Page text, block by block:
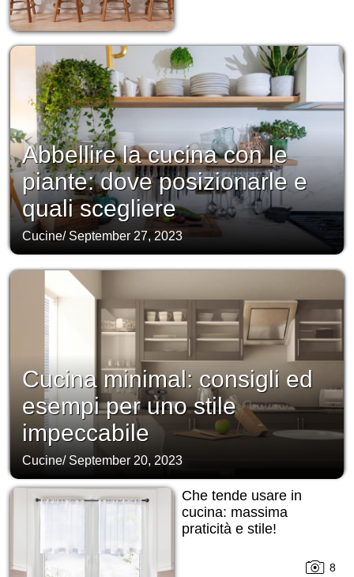
Abbellire la cucina con le
piante: dove posizionarle e
quali scegliere
Cucine/September 27, 2023
Cucina minimal: consigli ed
esempi per uno stile
impeccabile
Cucine/ September 20, 2023
Che tende usare in
cucina: massima
praticità e stile!
8